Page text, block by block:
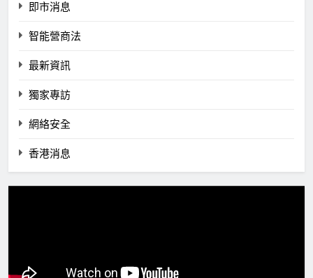
即市消息
智能營商法
最新資訊
獨家專訪
網絡安全
香港消息